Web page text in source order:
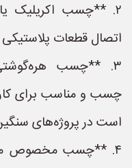
۲. **چسب اکریلیک
اتصال قطعات
چسب و مناسب برای
است در پروژه‌های
۴. **چسب مخصوص